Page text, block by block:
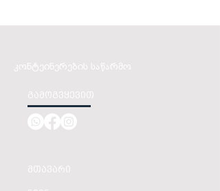
კონტეინერების საწარმო
გამოგვყევით
მთავარი